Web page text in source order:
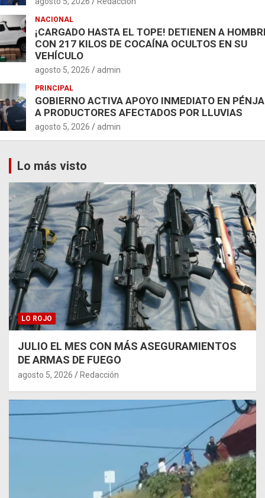
NACIONAL
¡CARGADO HASTA EL TOPE! DETIENEN A
CON 217 KILOS DE COCAÍNA OCULTOS EN SU
VEHÍCULO
agosto 5, 2026 admin
PRINCIPAL
GOBIERNO ACTIVA APOYO INMEDIATO EN
A PRODUCTORES AFECTADOS POR LLUVIAS
agosto 5, 2026 admin
Lo más visto
LO ROJO
JULIO EL MES CON MÁS ASEGURAMIENTOS
DE ARMAS DE FUEGO
agosto 5, 2026 Redacción